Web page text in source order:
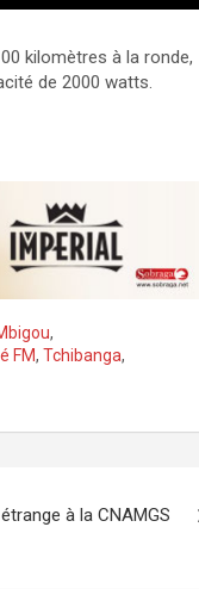
kilomètres à la ronde,
de 2000 watts.
,
FM, Tchibanga,
à la CNAMGS